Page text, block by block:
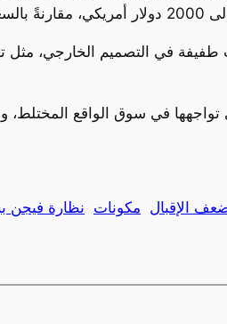
في التصميم الخارجي، مثل
الإقبال مكونات نظارة فيجن